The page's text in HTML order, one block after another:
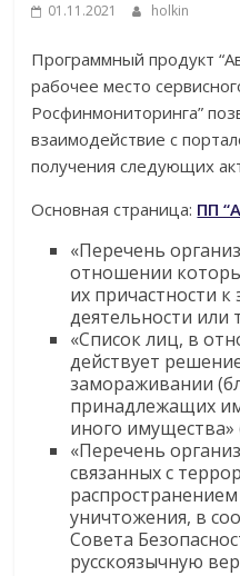
01.11.2021 holkin
Программный продукт
рабочее место
Росфинмониторинга”
взаимодействие с
получения следующих
Основная страница: ПП
«Перечень
отношении
их причастности к
деятельности или
«Список лиц, в
действует
замораживании
принадлежащих
иного
«Перечень
связанных с
уничтожения, в
Совета
русскоязычную